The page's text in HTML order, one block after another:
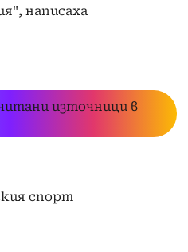
написаха
източници в
спорт